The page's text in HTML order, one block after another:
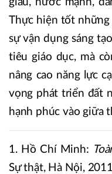
Thực hiện tốt
sự vận dụng sáng
tiêu giáo dục, mà
nâng cao năng lực
vọng phát triển đất
hạnh phúc vào giữa
1. Hồ Chí Minh:
Sự thật, Hà Nội,